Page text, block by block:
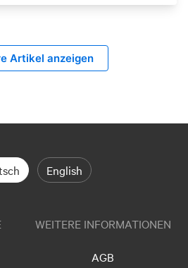
Artikel anzeigen
English
WEITERE INFORMATIONEN
AGB